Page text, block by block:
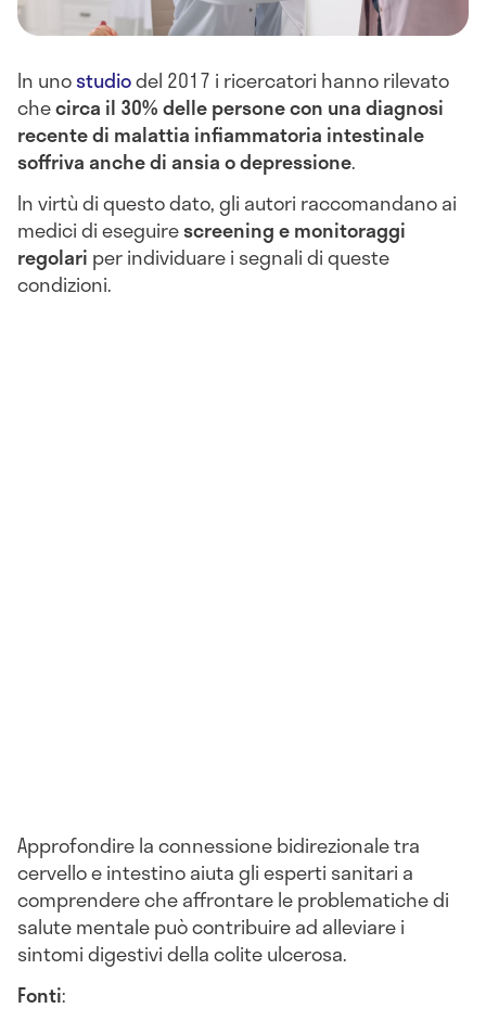
In unostudiodel 2017 i ricercatori hanno rilevato
checirca il 30% delle persone con una diagnosi
recente di malattia infiammatoria intestinale
soffriva anche di ansia o depressione.
In virtù di questo dato, gli autori raccomandano ai
medici di eseguirescreening e monitoraggi
regolari per individuare i segnali di queste
condizioni.
Approfondire la connessione bidirezionale tra
cervello e intestino aiuta gli esperti sanitari a
comprendere che affrontare le problematiche di
salute mentale può contribuire ad alleviare i
sintomi digestivi della colite ulcerosa.
Fonti: